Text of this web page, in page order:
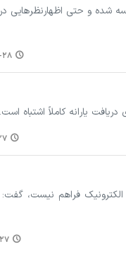
شده و حتی اظهارنظرهایی
یارانه کاملاً اشتباه است.
فراهم نیست، گفت: